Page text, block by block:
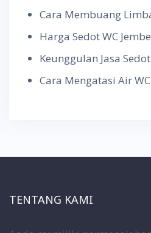
Cara Membuang
Harga Sedot WC
Keunggulan Jasa
Cara Mengatasi Air
TENTANG KAMI